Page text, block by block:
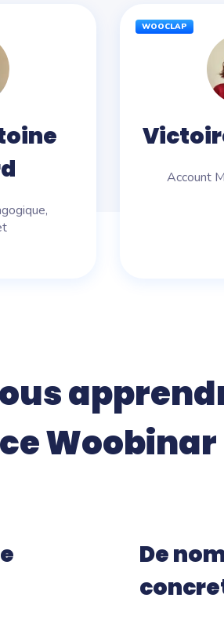
WOOCLAP
Account
ce Woobinar
De